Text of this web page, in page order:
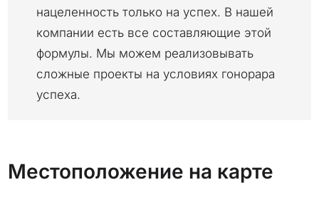
нацеленность только на успех. В нашей
компании есть все составляющие этой
формулы. Мы можем реализовывать
сложные проекты на условиях гонорара
успеха.
Местоположение на карте